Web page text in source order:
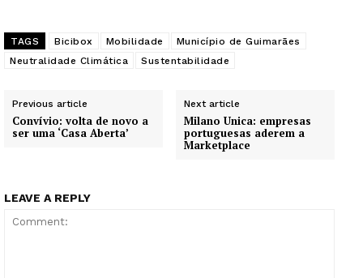
TAGS Bicibox Mobilidade
Município de Guimarães
Neutralidade Climática
Sustentabilidade
Previous article
Convívio: volta de novo a
ser uma ‘Casa Aberta’
Next article
Milano Unica: empresas
portuguesas aderem a
Marketplace
LEAVE A REPLY